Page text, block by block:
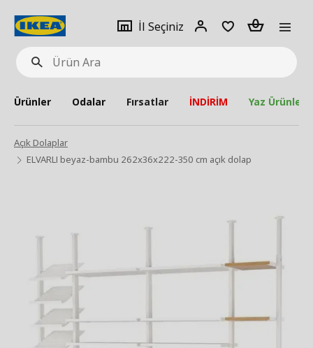
Ürün
Ara
İl Seçiniz
Giriş
Adet
Ürünler Odalar Fırsatlar İNDİRİM Yaz Ürünleri
Açık Dolaplar
ELVARLI beyaz-bambu 262x36x222-350 cm açık dolap